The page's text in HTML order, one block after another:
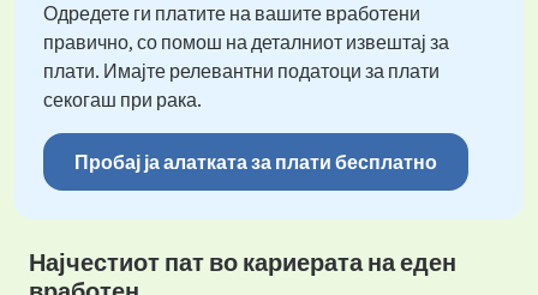
Одредете ги платите на вашите вработени
правично, со помош на деталниот извештај за
плати. Имајте релевантни податоци за плати
секогаш при рака.
Пробај ја алатката за плати бесплатно
Најчестиот пат во кариерата на еден